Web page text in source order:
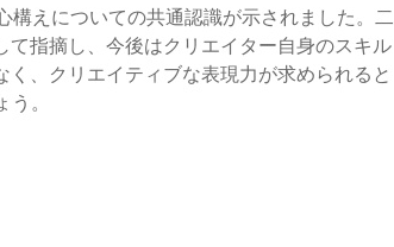
構えについての共通認識が示されました。二
指摘し、今後はクリエイター自身のスキル
、クリエイティブな表現力が求められると
。